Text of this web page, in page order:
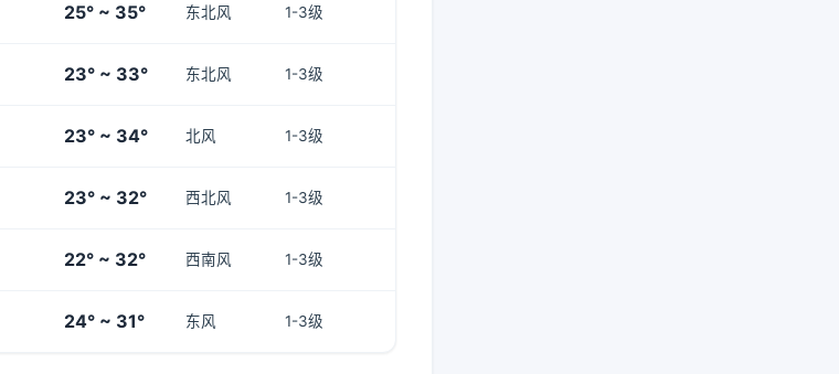
25° ~ 35° 东北风 1-3级
23° ~ 33° 东北风 1-3级
23° ~ 34° 北风 1-3级
23° ~ 32° 西北风 1-3级
22° ~ 32° 西南风 1-3级
24° ~ 31° 东风 1-3级